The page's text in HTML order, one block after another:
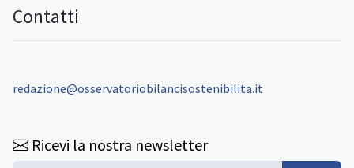
Contatti
redazione@osservatoriobilancisostenibilita.it
Ricevi la nostra newsletter